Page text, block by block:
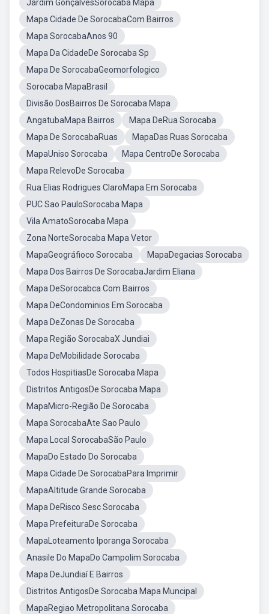
Jardim GonçalvesSorocaba Mapa
Mapa Cidade De SorocabaCom Bairros
Mapa SorocabaAnos 90
Mapa Da CidadeDe Sorocaba Sp
Mapa De SorocabaGeomorfologico
Sorocaba MapaBrasil
Divisão DosBairros De Sorocaba Mapa
AngatubaMapa Bairros
Mapa DeRua Sorocaba
Mapa De SorocabaRuas
MapaDas Ruas Sorocaba
MapaUniso Sorocaba
Mapa CentroDe Sorocaba
Mapa RelevoDe Sorocaba
Rua Elias Rodrigues ClaroMapa Em Sorocaba
PUC Sao PauloSorocaba Mapa
Vila AmatoSorocaba Mapa
Zona NorteSorocaba Mapa Vetor
MapaGeográfioco Sorocaba
MapaDegacias Sorocaba
Mapa Dos Bairros De SorocabaJardim Eliana
Mapa DeSorocabca Com Bairros
Mapa DeCondominios Em Sorocaba
Mapa DeZonas De Sorocaba
Mapa Região SorocabaX Jundiai
Mapa DeMobilidade Sorocaba
Todos HospitiasDe Sorocaba Mapa
Distritos AntigosDe Sorocaba Mapa
MapaMicro-Região De Sorocaba
Mapa SorocabaAte Sao Paulo
Mapa Local SorocabaSão Paulo
MapaDo Estado Do Sorocaba
Mapa Cidade De SorocabaPara Imprimir
MapaAltitude Grande Sorocaba
Mapa DeRisco Sesc Sorocaba
Mapa PrefeituraDe Sorocaba
MapaLoteamento Iporanga Sorocaba
Anasile Do MapaDo Campolim Sorocaba
Mapa DeJundiaí E Bairros
Distritos AntigosDe Sorocaba Mapa Muncipal
MapaRegiao Metropolitana Sorocaba